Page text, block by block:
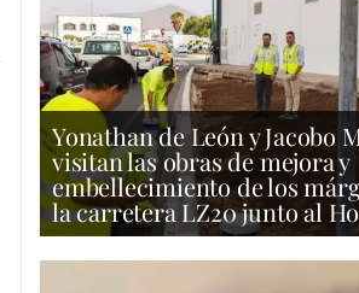
Yonathan de León y Jacobo
visitan las obras de mejora y
embellecimiento de los
la carretera LZ20 junto al